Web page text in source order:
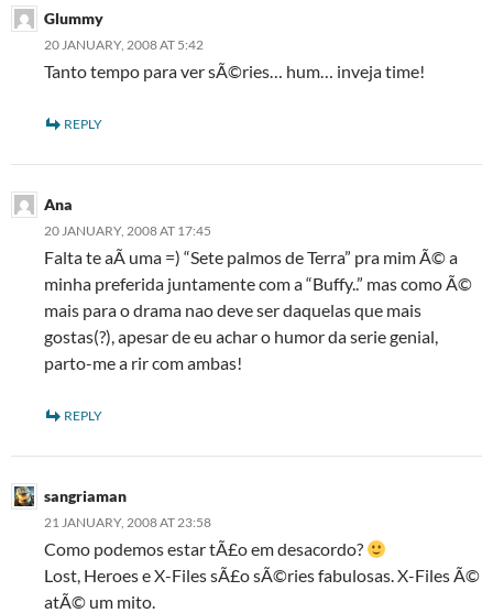
Glummy
20 JANUARY, 2008 AT 5:42
Tanto tempo para ver sÃ©ries… hum… inveja time!
REPLY
Ana
20 JANUARY, 2008 AT 17:45
Falta te aÃ­ uma =) “Sete palmos de Terra” pra mim Ã© a
minha preferida juntamente com a “Buffy..” mas como Ã©
mais para o drama nao deve ser daquelas que mais
gostas(?), apesar de eu achar o humor da serie genial,
parto-me a rir com ambas!
REPLY
sangriaman
21 JANUARY, 2008 AT 23:58
Como podemos estar tÃ£o em desacordo?
Lost, Heroes e X-Files sÃ£o sÃ©ries fabulosas. X-Files Ã©
atÃ© um mito.